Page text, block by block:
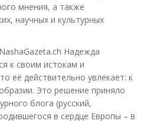
мнения, а также
научных и культурных
Надежда
к своим истокам и
её действительно увлекает: к
Это решение приняло
блога (русский,
в сердце Европы – в